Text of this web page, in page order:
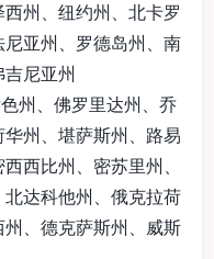
州、纽约州、北卡罗
亚州、罗德岛州、南
尼亚州
州、佛罗里达州、乔
州、堪萨斯州、路易
西比州、密苏里州、
达科他州、俄克拉荷
、德克萨斯州、威斯